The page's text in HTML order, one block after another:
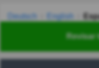
Revisar
Deutsch English
Українська